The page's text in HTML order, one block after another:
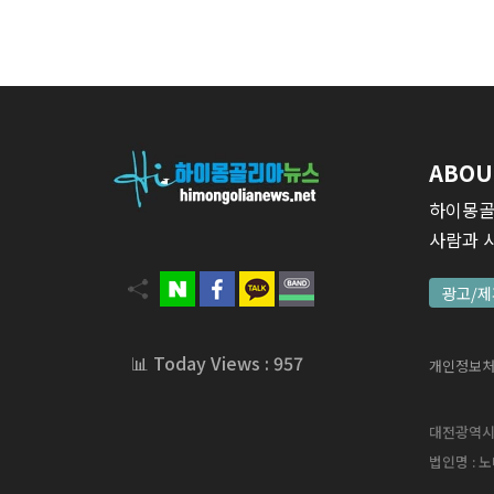
📊 Today Views : 957
하이몽
사람과
광고/
개인정보
대전광역
법인명 :